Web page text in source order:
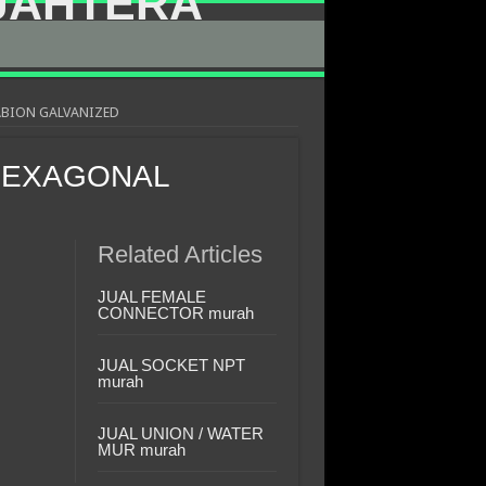
GALVANIZED
Related Articles
JUAL FEMALE
CONNECTOR murah
JUAL SOCKET NPT
murah
JUAL UNION / WATER
MUR murah